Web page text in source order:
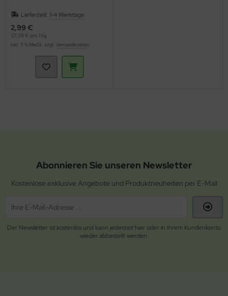
Lieferzeit: 1-4 Werktage
2,99 €
37,38 € pro 1 kg
inkl. 7 % MwSt. zzgl. Versandkosten
Abonnieren Sie unseren Newsletter
Kostenlose exklusive Angebote und Produktneuheiten per E-Mail
Der Newsletter ist kostenlos und kann jederzeit hier oder in Ihrem Kundenkonto
wieder abbestellt werden.